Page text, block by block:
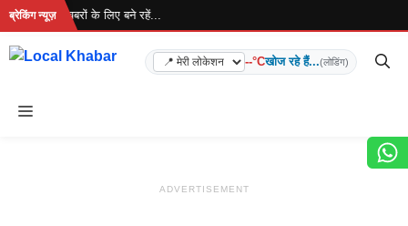
Skip
content
ब्रेकिंग न्यूज़
है... ताज़ा खबरों के लिए बने रहें...
--°Cखोज रहे हैं...(लोडिंग)
Menu
ADVERTISEMENT